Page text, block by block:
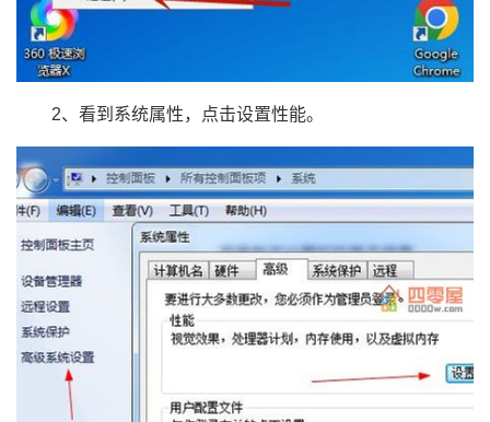
2、看到系统属性，点击设置性能。